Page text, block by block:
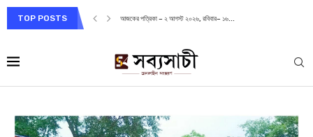
TOP POSTS আজকের পত্রিকা – ২ আগস্ট ২০২৬, রবিবার– ১৬...